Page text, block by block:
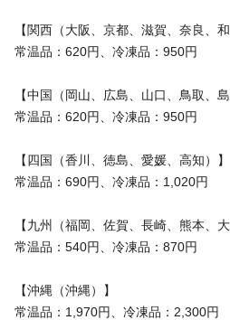
【関西（大阪、京都、滋賀、奈良、
常温品：620円、冷凍品：950円
【中国（岡山、広島、山口、鳥取、島
常温品：620円、冷凍品：950円
【四国（香川、徳島、愛媛、高知）】
常温品：690円、冷凍品：1,020円
【九州（福岡、佐賀、長崎、熊本、
常温品：540円、冷凍品：870円
【沖縄（沖縄）】
常温品：1,970円、冷凍品：2,300円